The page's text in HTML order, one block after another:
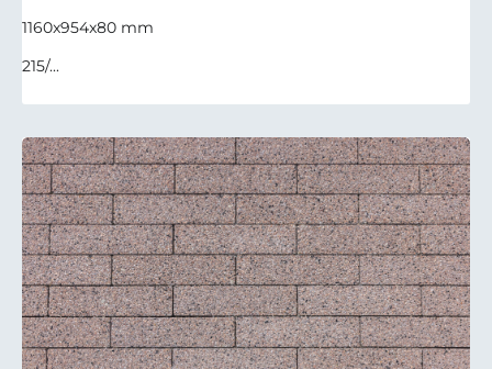
1160x954x80 mm
215/...